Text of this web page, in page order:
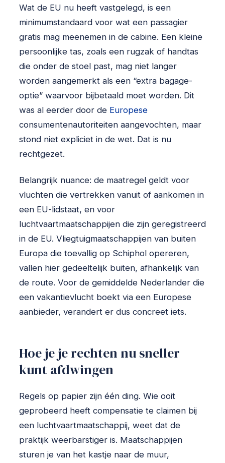
Wat de EU nu heeft vastgelegd, is een
minimumstandaard voor wat een passagier
gratis mag meenemen in de cabine. Een kleine
persoonlijke tas, zoals een rugzak of handtas
die onder de stoel past, mag niet langer
worden aangemerkt als een “extra bagage-
optie” waarvoor bijbetaald moet worden. Dit
was al eerder door de Europese
consumentenautoriteiten aangevochten, maar
stond niet expliciet in de wet. Dat is nu
rechtgezet.
Belangrijk nuance: de maatregel geldt voor
vluchten die vertrekken vanuit of aankomen in
een EU-lidstaat, en voor
luchtvaartmaatschappijen die zijn geregistreerd
in de EU. Vliegtuigmaatschappijen van buiten
Europa die toevallig op Schiphol opereren,
vallen hier gedeeltelijk buiten, afhankelijk van
de route. Voor de gemiddelde Nederlander die
een vakantievlucht boekt via een Europese
aanbieder, verandert er dus concreet iets.
Hoe je je rechten nu sneller
kunt afdwingen
Regels op papier zijn één ding. Wie ooit
geprobeerd heeft compensatie te claimen bij
een luchtvaartmaatschappij, weet dat de
praktijk weerbarstiger is. Maatschappijen
sturen je van het kastje naar de muur,